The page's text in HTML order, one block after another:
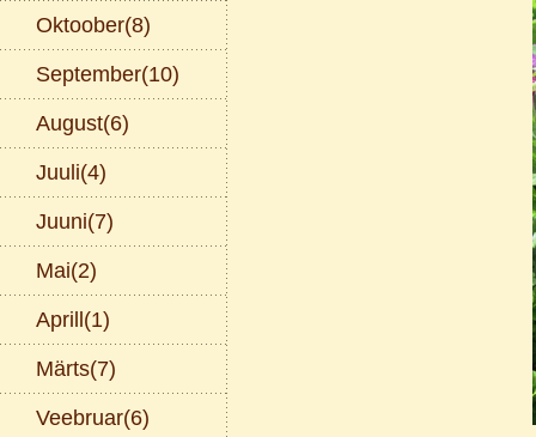
Oktoober(8)
September(10)
August(6)
Juuli(4)
Juuni(7)
Mai(2)
Aprill(1)
Märts(7)
Veebruar(6)